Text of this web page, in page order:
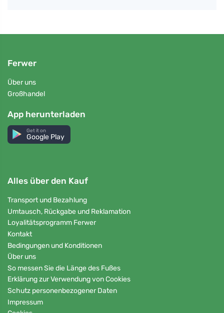
Ferwer
Über uns
Großhandel
App herunterladen
Get it on
Google Play
Alles über den Kauf
Transport und Bezahlung
Umtausch, Rückgabe und Reklamation
Loyalitätsprogramm Ferwer
Kontakt
Bedingungen und Konditionen
Über uns
So messen Sie die Länge des Fußes
Erklärung zur Verwendung von Cookies
Schutz personenbezogener Daten
Impressum